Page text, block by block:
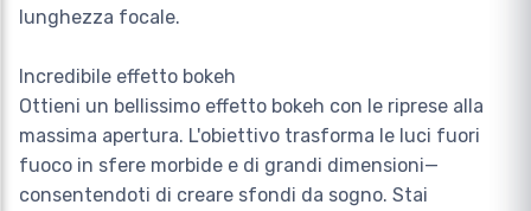
lunghezza focale.
Incredibile effetto bokeh
Ottieni un bellissimo effetto bokeh con le riprese alla
massima apertura. L'obiettivo trasforma le luci fuori
fuoco in sfere morbide e di grandi dimensioni—
consentendoti di creare sfondi da sogno. Stai